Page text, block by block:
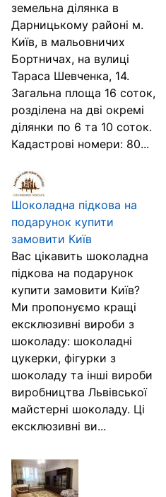
земельна ділянка в
Дарницькому районі м.
Київ, в мальовничих
Бортничах, на вулиці
Тараса Шевченка, 14.
Загальна площа 16 соток,
розділена на дві окремі
ділянки по 6 та 10 соток.
Кадастрові номери: 80...
Шоколадна підкова на
подарунок купити
замовити Київ
Вас цікавить шоколадна
підкова на подарунок
купити замовити Київ?
Ми пропонуємо кращі
ексклюзивні вироби з
шоколаду: шоколадні
цукерки, фігурки з
шоколаду та інші вироби
виробництва Львівської
майстерні шоколаду. Ці
ексклюзивні ви...